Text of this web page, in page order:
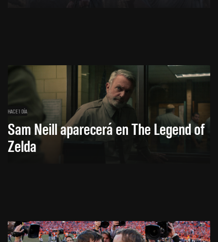
HACE 1 DÍA
Sam Neill aparecerá en The Legend of
Zelda